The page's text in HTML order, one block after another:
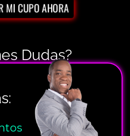
MI CUPO AHORA
Dudas?